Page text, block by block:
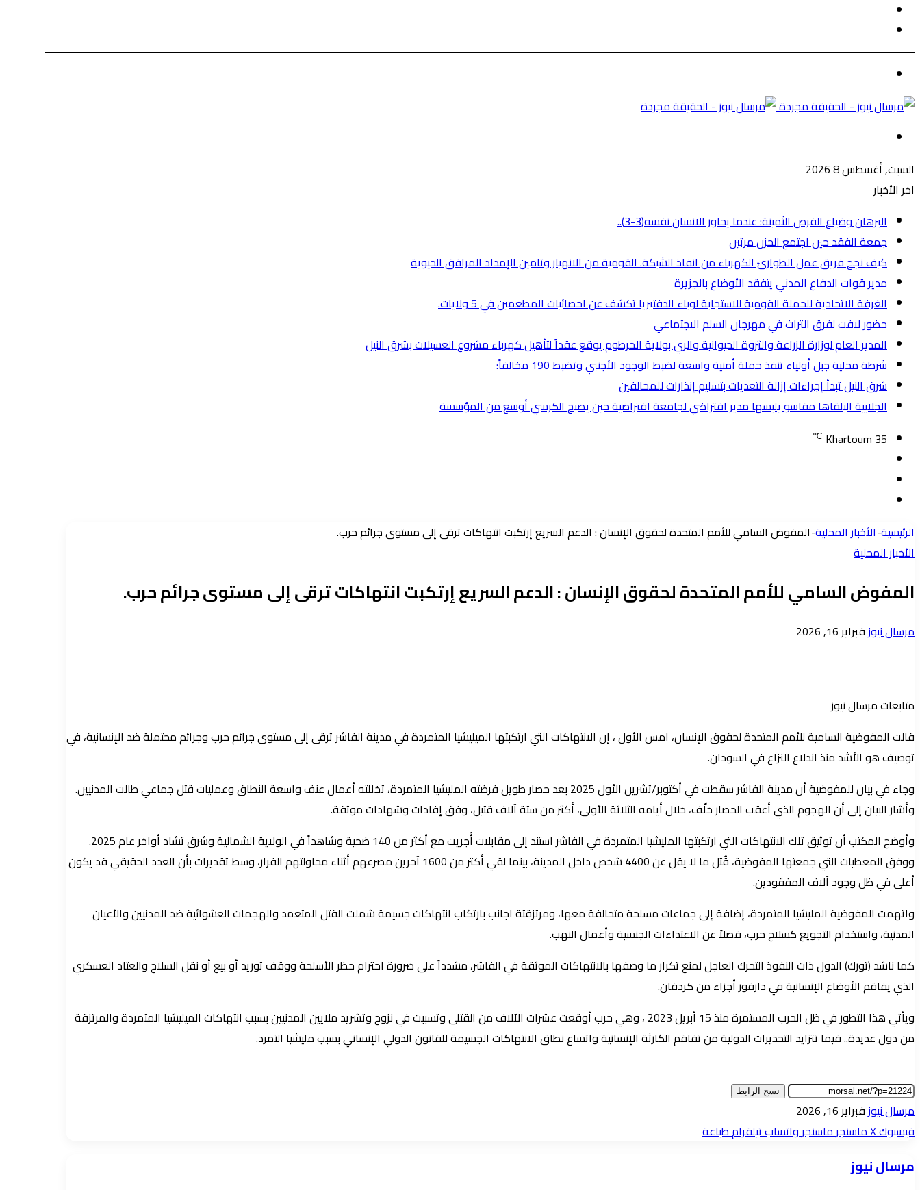
عن
السبت, أغسطس 8 2026
اخر الأخبار
البرهان وضياع الفرص الثمينة: عندما يحاور الانسان نفسه(3-3)..
جمعة الفقد حين اجتمع الحزن مرتين
كيف نجح فريق عمل الطوارئ الكهرباء من انفاذ الشبكة. القومية من الانهيار وتامين الإمداد المرافق الحيوية
مدير قوات الدفاع المدني يتفقد الأوضاع بالجزيرة
الغرفة الاتحادية للحملة القومية للاستجابة لوباء الدفتيريا تكشف عن احصائيات المطعمين في 5 ولايات.
حضور لافت لفرق التراث في مهرجان السلم الاجتماعي
المدير العام لوزارة الزراعة والثروة الحيوانية والري بولاية الخرطوم يوقع عقداً لتأهيل كهرباء مشروع العسيلات بشرق النيل
شرطة محلية جبل أولياء تنفذ حملة أمنية واسعة لضبط الوجود الأجنبي وتضبط 190 مخالفاً:
شرق النيل تبدأ إجراءات إزالة التعديات بتسليم إنذارات للمخالفين
الجلابية البلقاها مقاسو يلبسها ​مدير افتراضي لجامعة افتراضية حين يصبح الكرسي أوسع من المؤسسة
Khartoum 35
℃
جانبيالرئيسية-الأخبار المحلية-المفوض السامي للأمم المتحدة لحقوق الإنسان : الدعم السريع إرتكبت انتهاكات ترقى إلى مستوى جرائم حرب.
الأخبار المحلية
المفوض السامي للأمم المتحدة لحقوق الإنسان : الدعم السريع إرتكبت انتهاكات ترقى إلى مستوى جرائم حرب.
مرسال نيوزأرسل
فبراير 16, 2026
متابعات مرسال نيوز
قالت المفوضية السامية للأمم المتحدة لحقوق الإنسان، امس الأول ، إن الانتهاكات التي ارتكبتها الميليشيا المتمردة في مدينة الفاشر ترقى إلى مستوى جرائم حرب وجرائم محتملة ضد الإنسانية، في
توصيف هو الأشد منذ اندلاع النزاع في السودان.
وجاء في بيان للمفوضية أن مدينة الفاشر سقطت في أكتوبر/تشرين الأول 2025 بعد حصار طويل فرضته المليشيا المتمردة، تخللته أعمال عنف واسعة النطاق وعمليات قتل جماعي طالت المدنيين.
وأشار البيان إلى أن الهجوم الذي أعقب الحصار خلّف، خلال أيامه الثلاثة الأولى، أكثر من ستة آلاف قتيل، وفق إفادات وشهادات موثقة.
وأوضح المكتب أن توثيق تلك الانتهاكات التي ارتكبتها المليشيا المتمردة في الفاشر استند إلى مقابلات أُجريت مع أكثر من 140 ضحية وشاهداً في الولاية الشمالية وشرق تشاد أواخر عام 2025.
ووفق المعطيات التي جمعتها المفوضية، قُتل ما لا يقل عن 4400 شخص داخل المدينة، بينما لقي أكثر من 1600 آخرين مصرعهم أثناء محاولتهم الفرار، وسط تقديرات بأن العدد الحقيقي قد يكون
أعلى في ظل وجود آلاف المفقودين.
واتهمت المفوضية المليشيا المتمردة، إضافة إلى جماعات مسلحة متحالفة معها، ومرتزقتة اجانب بارتكاب انتهاكات جسيمة شملت القتل المتعمد والهجمات العشوائية ضد المدنيين والأعيان
المدنية، واستخدام التجويع كسلاح حرب، فضلاً عن الاعتداءات الجنسية وأعمال النهب.
كما ناشد (تورك) الدول ذات النفوذ التحرك العاجل لمنع تكرار ما وصفها بالانتهاكات الموثقة في الفاشر، مشدداً على ضرورة احترام حظر الأسلحة ووقف توريد أو بيع أو نقل السلاح والعتاد العسكري
الذي يفاقم الأوضاع الإنسانية في دارفور أجزاء من كردفان.
ويأتي هذا التطور في ظل الحرب المستمرة منذ 15 أبريل 2023 ، وهي حرب أوقعت عشرات الآلاف من القتلى وتسببت في نزوح وتشريد ملايين المدنيين بسبب انتهاكات الميليشيا المتمردة والمرتزقة
من دول عديدة.. فيما تتزايد التحذيرات الدولية من تفاقم الكارثة الإنسانية واتساع نطاق الانتهاكات الجسيمة للقانون الدولي الإنساني بسبب مليشيا التمرد.
نسخ الرابط
مرسال نيوزأرسل
بريدا
فبراير 16, 2026
فيسبوك‫Xماسنجرماسنجرواتسابتيلقرامطباعة
مرسال نيوز